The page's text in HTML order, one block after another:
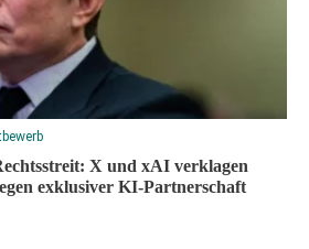
X und xAI verklagen
exklusiver KI-Partnerschaft